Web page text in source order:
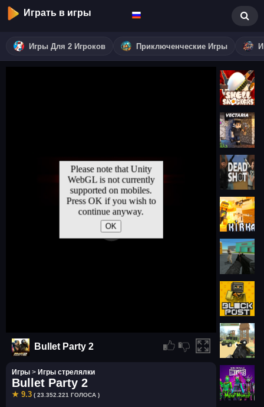
Играть в игры
Игры Для 2 Игроков Приключенческие Игры
Bullet Party 2
Игры > Игры стрелялки
Bullet Party 2
★ 9.3 ( 23.352.221 ГОЛОСА )